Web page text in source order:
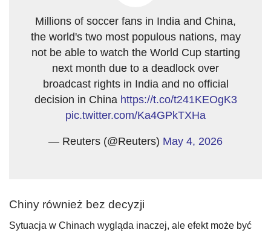
Millions of soccer fans in India and China,
the world's two most populous nations, may
not be able to watch the World Cup starting
next month due to a deadlock over
broadcast rights in India and no official
decision in China https://t.co/t241KEOgK3
pic.twitter.com/Ka4GPkTXHa
— Reuters (@Reuters) May 4, 2026
Chiny również bez decyzji
Sytuacja w Chinach wygląda inaczej, ale efekt może być